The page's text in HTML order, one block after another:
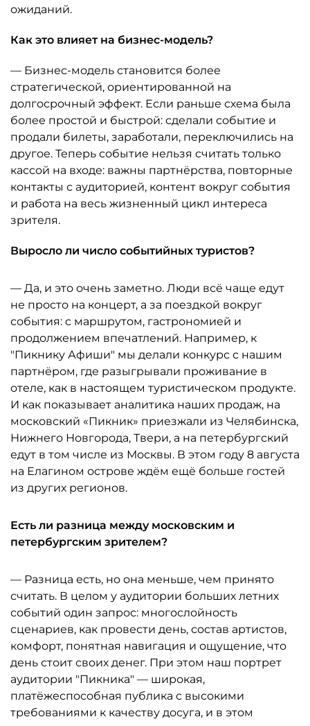
ожиданий.
Как это влияет на бизнес-модель?
— Бизнес-модель становится более
стратегической, ориентированной на
долгосрочный эффект. Если раньше схема была
более простой и быстрой: сделали событие и
продали билеты, заработали, переключились на
другое. Теперь событие нельзя считать только
кассой на входе: важны партнёрства, повторные
контакты с аудиторией, контент вокруг события
и работа на весь жизненный цикл интереса
зрителя.
Выросло ли число событийных туристов?
— Да, и это очень заметно. Люди всё чаще едут
не просто на концерт, а за поездкой вокруг
события: с маршрутом, гастрономией и
продолжением впечатлений. Например, к
"Пикнику Афиши" мы делали конкурс с нашим
партнёром, где разыгрывали проживание в
отеле, как в настоящем туристическом продукте.
И как показывает аналитика наших продаж, на
московский «Пикник» приезжали из Челябинска,
Нижнего Новгорода, Твери, а на петербургский
едут в том числе из Москвы. В этом году 8 августа
на Елагином острове ждём ещё больше гостей
из других регионов.
Есть ли разница между московским и
петербургским зрителем?
— Разница есть, но она меньше, чем принято
считать. В целом у аудитории больших летних
событий один запрос: многослойность
сценариев, как провести день, состав артистов,
комфорт, понятная навигация и ощущение, что
день стоит своих денег. При этом наш портрет
аудитории "Пикника" — широкая,
платёжеспособная публика с высокими
требованиями к качеству досуга, и в этом